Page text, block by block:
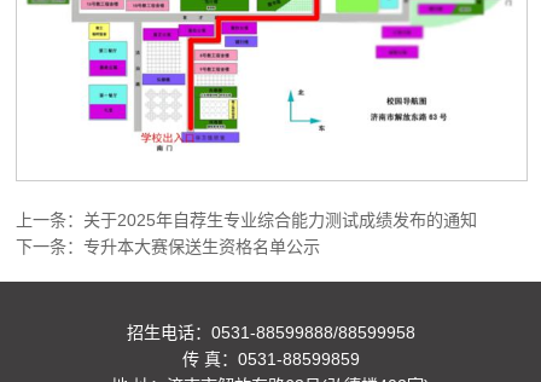
上一条： 关于2025年自荐生专业综合能力测试成绩发布的通知
下一条：专升本大赛保送生资格名单公示
招生电话：0531-88599888/88599958
传 真：0531-88599859